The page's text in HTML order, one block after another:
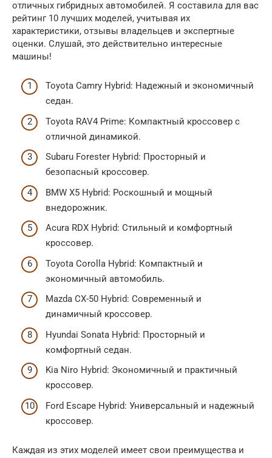
отличных гибридных автомобилей. Я составила для вас
рейтинг 10 лучших моделей, учитывая их
характеристики, отзывы владельцев и экспертные
оценки. Слушай, это действительно интересные
машины!
Toyota Camry Hybrid: Надежный и экономичный
седан.
Toyota RAV4 Prime: Компактный кроссовер с
отличной динамикой.
Subaru Forester Hybrid: Просторный и
безопасный кроссовер.
BMW X5 Hybrid: Роскошный и мощный
внедорожник.
Acura RDX Hybrid: Стильный и комфортный
кроссовер.
Toyota Corolla Hybrid: Компактный и
экономичный автомобиль.
Mazda CX-50 Hybrid: Современный и
динамичный кроссовер.
Hyundai Sonata Hybrid: Просторный и
комфортный седан.
Kia Niro Hybrid: Экономичный и практичный
кроссовер.
Ford Escape Hybrid: Универсальный и надежный
кроссовер.
Каждая из этих моделей имеет свои преимущества и